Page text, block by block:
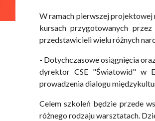
W ramach pierwszej projektowej
kursach przygotowanych
przedstawicieli wielu różnych
- Dotychczasowe osiągnięcia
dyrektor CSE "Światowid" w
prowadzenia dialogu
Celem szkoleń będzie przede
różnego rodzaju warsztatach.